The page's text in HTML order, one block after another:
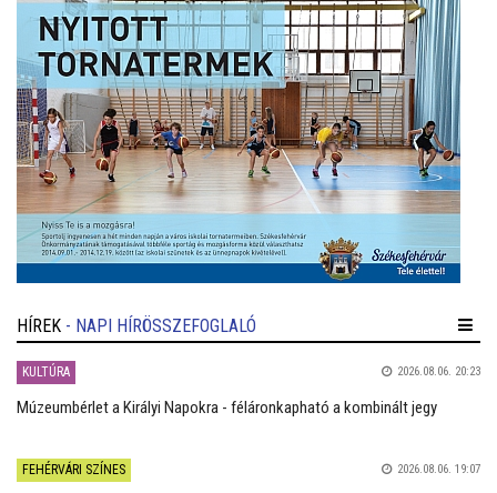
HÍREK - NAPI HÍRÖSSZEFOGLALÓ
KULTÚRA 2026.08.06. 20:23
Múzeumbérlet a Királyi Napokra - féláronkapható a kombinált jegy
FEHÉRVÁRI SZÍNES 2026.08.06. 19:07